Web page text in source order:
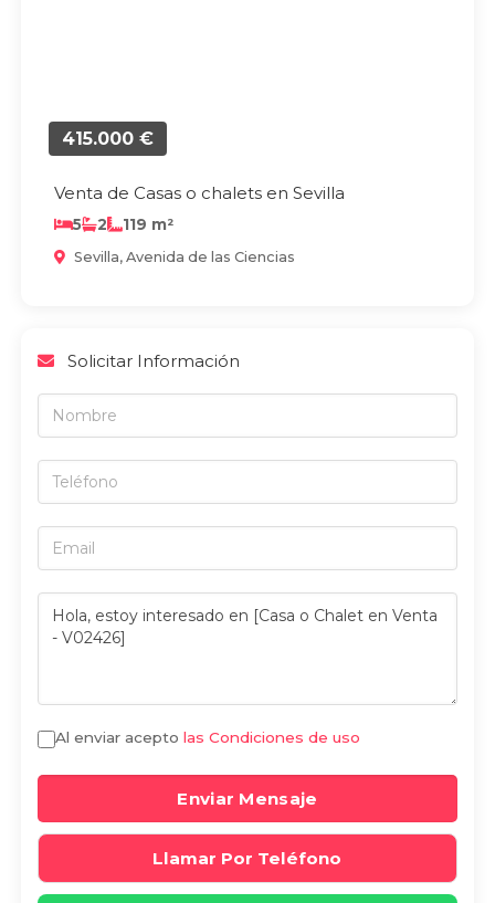
415.000 €
Venta de Casas o chalets en Sevilla
5 2 119 m²
Sevilla, Avenida de las Ciencias
Solicitar Información
Al enviar aceptolas Condiciones de uso
Enviar Mensaje
Llamar Por Teléfono